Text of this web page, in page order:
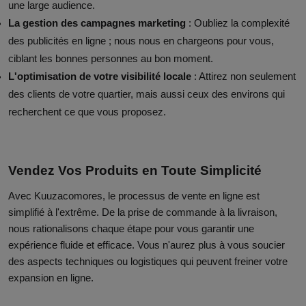
une large audience.
La gestion des campagnes marketing : Oubliez la complexité
des publicités en ligne ; nous nous en chargeons pour vous,
ciblant les bonnes personnes au bon moment.
L'optimisation de votre visibilité locale : Attirez non seulement
des clients de votre quartier, mais aussi ceux des environs qui
recherchent ce que vous proposez.
Vendez Vos Produits en Toute Simplicité
Avec Kuuzacomores, le processus de vente en ligne est
simplifié à l'extrême. De la prise de commande à la livraison,
nous rationalisons chaque étape pour vous garantir une
expérience fluide et efficace. Vous n'aurez plus à vous soucier
des aspects techniques ou logistiques qui peuvent freiner votre
expansion en ligne.